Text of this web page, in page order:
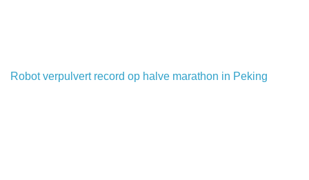
Robot verpulvert record op halve marathon in Peking